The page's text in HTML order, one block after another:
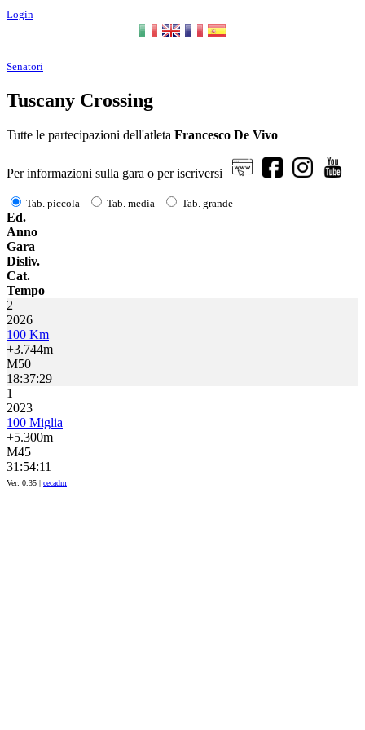
Login
Senatori
Tuscany Crossing
Tutte le partecipazioni dell'atleta Francesco De Vivo
Per informazioni sulla gara o per iscriversi
Tab. piccola Tab. media Tab. grande
Ed.
Anno
Gara
Disliv.
Cat.
Tempo
2
2026
100 Km
+3.744m
M50
18:37:29
1
2023
100 Miglia
+5.300m
M45
31:54:11
Ver: 0.35 | cecadm